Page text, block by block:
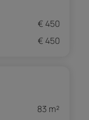
€ 450
€ 450
83 m²